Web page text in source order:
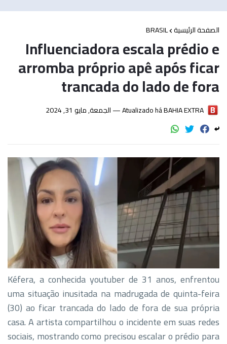
الصفحة الرئيسية BRASIL
Influenciadora escala prédio e
arromba próprio apê após ficar
trancada do lado de fora
BAHIA EXTRA
Atualizado há — الجمعة, مايو 31, 2024
Kéfera, a conhecida youtuber de 31 anos, enfrentou
uma situação inusitada na madrugada de quinta-feira
(30) ao ficar trancada do lado de fora de sua própria
casa. A artista compartilhou o incidente em suas redes
sociais, mostrando como precisou escalar o prédio para